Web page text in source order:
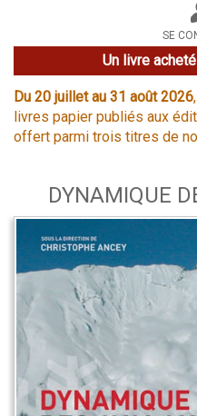
SE
Un livre
Du 20 juillet au 31 août 2026
livres papier publiés aux
offert parmi trois titres de
DYNAMIQUE